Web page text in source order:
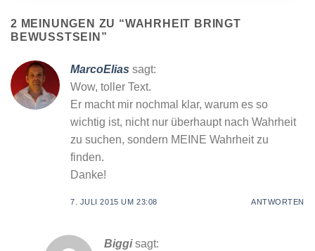
2 MEINUNGEN ZU “WAHRHEIT BRINGT
BEWUSSTSEIN ”
MarcoElias sagt:
Wow, toller Text.
Er macht mir nochmal klar, warum es so
wichtig ist, nicht nur überhaupt nach Wahrheit
zu suchen, sondern MEINE Wahrheit zu
finden.
Danke!
7. JULI 2015 UM 23:08 ANTWORTEN
Biggi sagt: